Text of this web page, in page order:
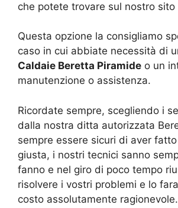
che potete trovare sul nostro sito
Questa opzione la consigliamo
caso in cui abbiate necessità di
Caldaie Beretta Piramide o un
manutenzione o assistenza.
Ricordate sempre, scegliendo i
dalla nostra ditta autorizzata
sempre essere sicuri di aver
giusta, i nostri tecnici sanno
fanno e nel giro di poco tempo
risolvere i vostri problemi e lo
costo assolutamente ragionevole.